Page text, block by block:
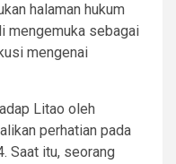
halaman hukum
mengemuka sebagai
mengenai
Litao oleh
perhatian pada
Saat itu, seorang